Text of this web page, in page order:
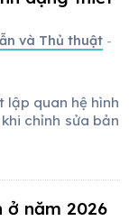
và Thủ thuật -
lập quan hệ hình
chỉnh sửa bản
năm 2026